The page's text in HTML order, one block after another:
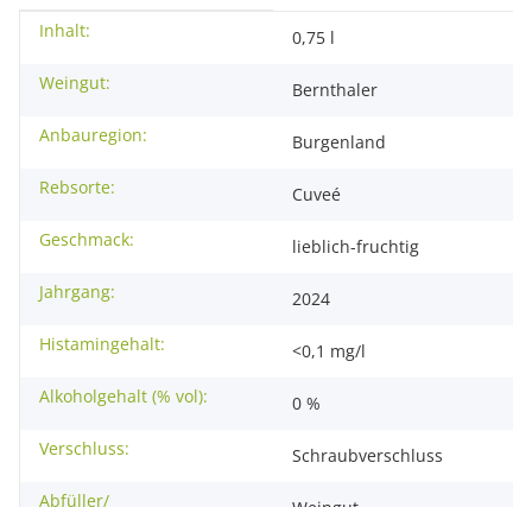
Produkteigenschaft
Wert
Inhalt:
0,75 l
Weingut:
Bernthaler
Anbauregion:
Burgenland
Rebsorte:
Cuveé
Geschmack:
lieblich-fruchtig
Jahrgang:
2024
Histamingehalt:
<0,1 mg/l
Alkoholgehalt (% vol):
0 %
Verschluss:
Schraubverschluss
Abfüller/